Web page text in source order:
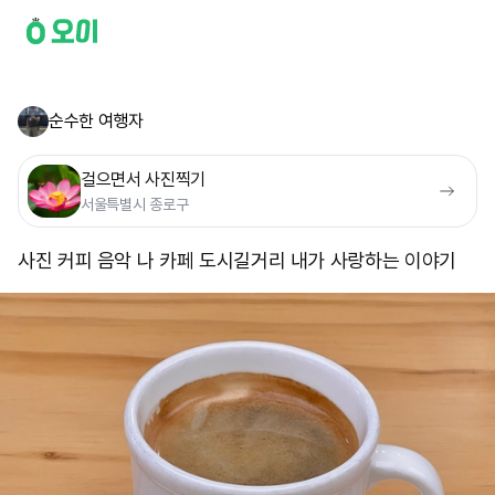
순수한 여행자
걸으면서 사진찍기
서울특별시 종로구
사진 커피 음악 나 카페 도시길거리 내가 사랑하는 이야기